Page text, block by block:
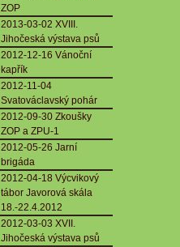
ZOP
2013-03-02 XVIII.
Jihočeská výstava psů
2012-12-16 Vánoční
kapřík
2012-11-04
Svatováclavský pohár
2012-09-30 Zkoušky
ZOP a ZPU-1
2012-05-26 Jarní
brigáda
2012-04-18 Výcvikový
tábor Javorová skála
18.-22.4.2012
2012-03-03 XVII.
Jihočeská výstava psů